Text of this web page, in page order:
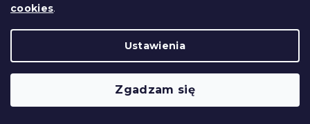
cookies.
Ustawienia
Zgadzam się
-30% z kodem: